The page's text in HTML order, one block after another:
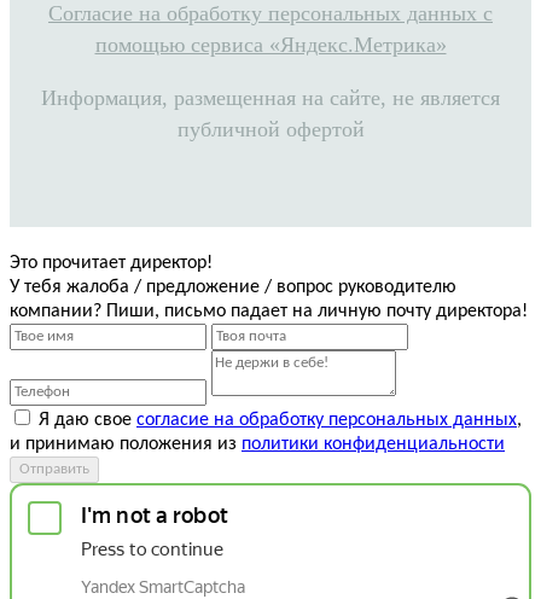
Согласие на обработку персональных данных с
помощью сервиса «Яндекс.Метрика»
Информация, размещенная на сайте, не является
публичной офертой
Это прочитает директор!
У тебя жалоба / предложение / вопрос руководителю
компании? Пиши, письмо падает на личную почту директора!
Я даю свое согласие на обработку персональных данных,
и принимаю положения из политики конфиденциальности
Отправить